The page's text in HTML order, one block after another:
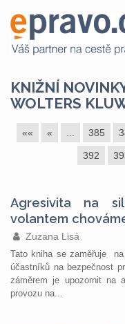
KNIŽNÍ
WOLTERS
«« « 385
392
Agresivita na
volantem
Zuzana Lisá
Tato kniha se zaměřuje
účastníků na bezpečnost
záměrem je upozornit na
provozu na...